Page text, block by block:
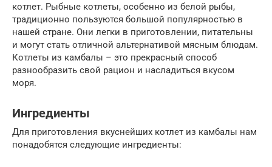
котлет. Рыбные котлеты, особенно из белой рыбы,
традиционно пользуются большой популярностью в
нашей стране. Они легки в приготовлении, питательны
и могут стать отличной альтернативой мясным блюдам.
Котлеты из камбалы – это прекрасный способ
разнообразить свой рацион и насладиться вкусом
моря.
Ингредиенты
Для приготовления вкуснейших котлет из камбалы нам
понадобятся следующие ингредиенты: